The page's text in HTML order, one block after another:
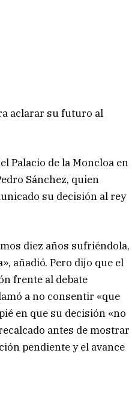
aclarar su futuro al
Palacio de la Moncloa en
Sánchez, quien
su decisión al rey
diez años sufriéndola,
añadió. Pero dijo que el
frente al debate
a no consentir «que
en que su decisión «no
antes de mostrar
pendiente y el avance